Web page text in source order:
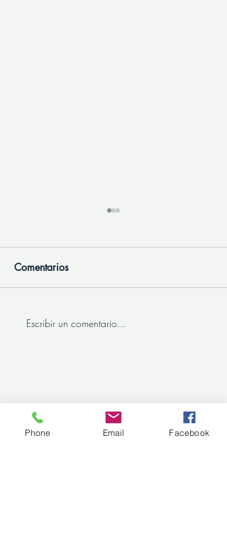
La importancia del plan de
Comentarios
Escribir un comentario...
Phone Email Facebook